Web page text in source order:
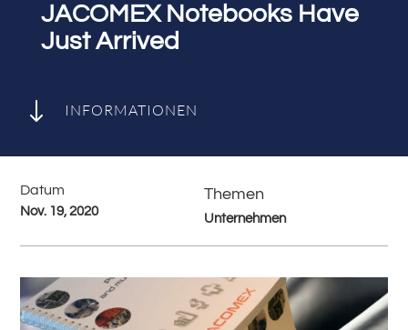
JACOMEX Notebooks Have
Just Arrived
" INFORMATIONEN
Datum
Nov. 19, 2020
Themen
Unternehmen
# Zurück zu allen News